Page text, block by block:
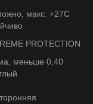
макс. +27С
PROTECTION
меньше 0,40